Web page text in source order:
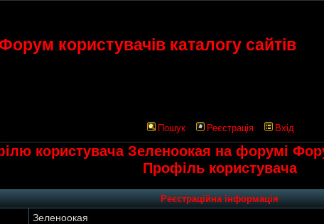
користувачів каталогу сайтів
Пошук Реєстрація Вхід
користувача Зеленоокая на форумі
Профіль користувача
Реєстраційна інформація
Зеленоокая